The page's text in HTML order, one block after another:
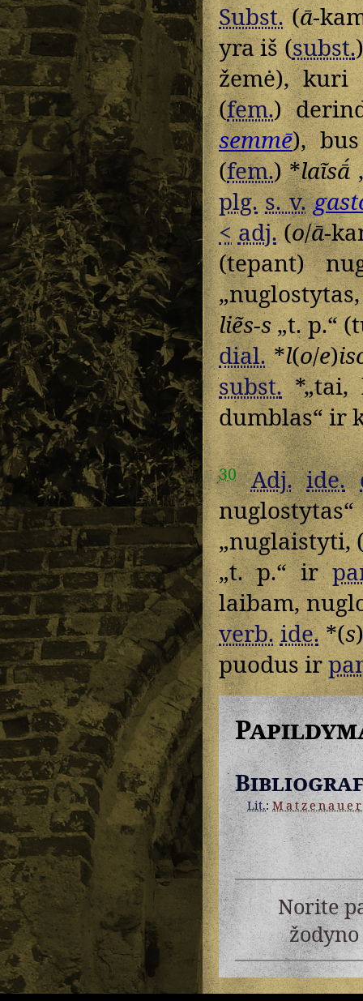
Subst.(ā-
yra iš (subst.
žemė), kuri
(fem.)
semmē),
(fem.) *laĩsā́
plg. s. v.
< adj.(o/ā-
(tepant)
liẽs-s„t. p.“
dial.*l(o/e)
subst.*„tai,
dumblas“ ir
30 Adj. ide.
„nuglaistyti,
„t. p.“ ir
laibam,
verb. ide.*(s)
puodus ir
Lit.:Matzenauer
Norite